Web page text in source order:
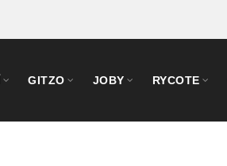
GITZO JOBY RYCOTE